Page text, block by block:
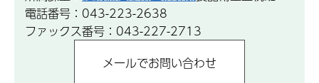
電話番号：043-223-2638
ファックス番号：043-227-2713